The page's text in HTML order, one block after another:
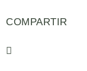
COMPARTIR